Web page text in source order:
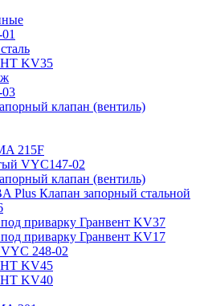
KV35
клапан (вентиль)
215F
VYC147-02
клапан (вентиль)
Plus Клапан запорный стальной
приварку Гранвент KV37
приварку Гранвент KV17
248-02
KV45
KV40